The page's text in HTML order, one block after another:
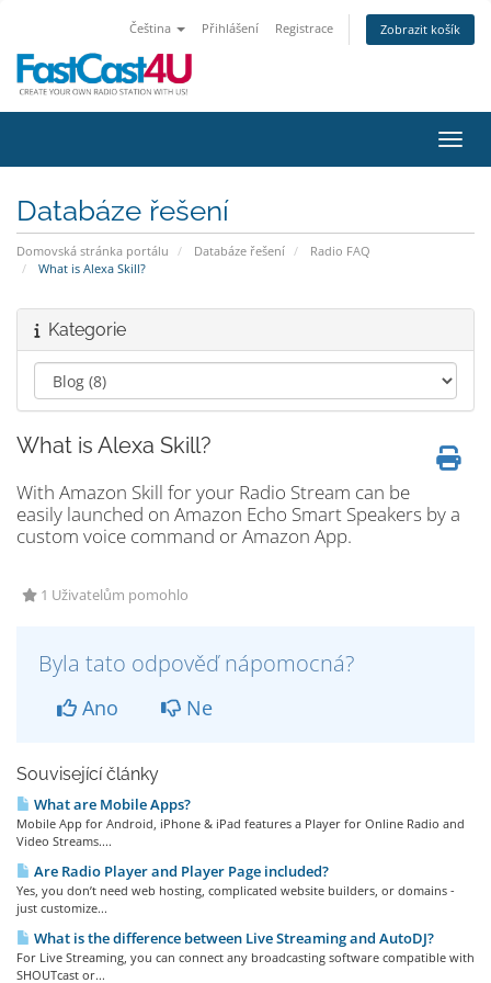
Čeština Přihlášení Registrace Zobrazit košík
Databáze řešení
Domovská stránka portálu Databáze řešení
Radio FAQ
What is Alexa Skill?
Kategorie
What is Alexa Skill?
With Amazon Skill for your Radio Stream can be
easily launched on Amazon Echo Smart Speakers by a
custom voice command or Amazon App.
1 Uživatelům pomohlo
Byla tato odpověď nápomocná?
Ano Ne
Související články
What are Mobile Apps?
Mobile App for Android, iPhone & iPad features a Player for Online Radio and
Video Streams....
Are Radio Player and Player Page included?
Yes, you don’t need web hosting, complicated website builders, or domains -
just customize...
What is the difference between Live Streaming and AutoDJ?
For Live Streaming, you can connect any broadcasting software compatible with
SHOUTcast or...